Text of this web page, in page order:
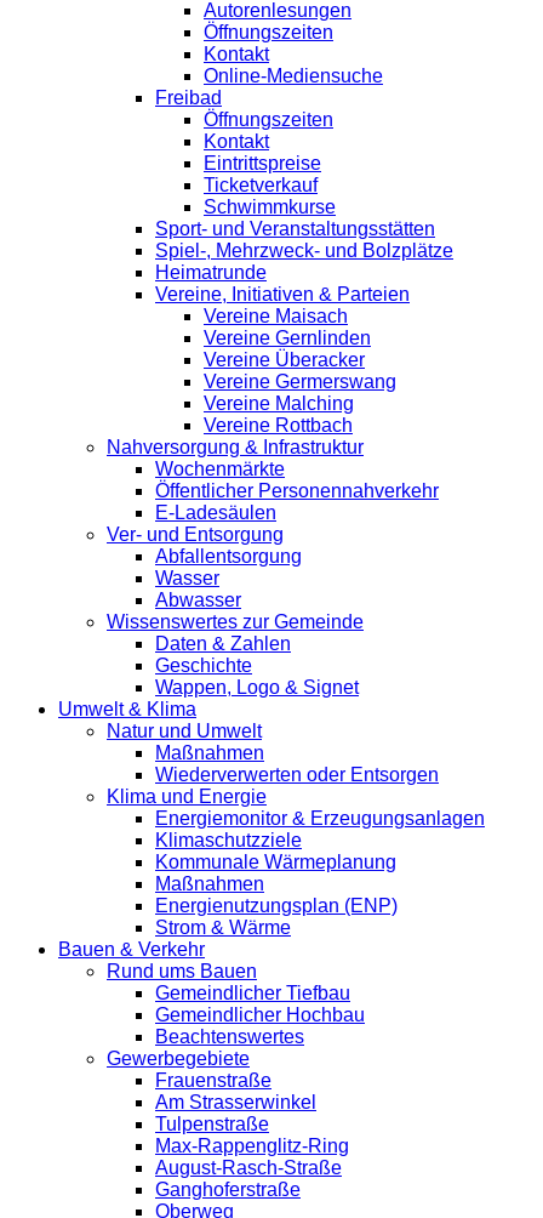
Autorenlesungen
Öffnungszeiten
Kontakt
Online-Mediensuche
Freibad
Öffnungszeiten
Kontakt
Eintrittspreise
Ticketverkauf
Schwimmkurse
Sport- und Veranstaltungsstätten
Spiel-, Mehrzweck- und Bolzplätze
Heimatrunde
Vereine, Initiativen & Parteien
Vereine Maisach
Vereine Gernlinden
Vereine Überacker
Vereine Germerswang
Vereine Malching
Vereine Rottbach
Nahversorgung & Infrastruktur
Wochenmärkte
Öffentlicher Personennahverkehr
E-Ladesäulen
Ver- und Entsorgung
Abfallentsorgung
Wasser
Abwasser
Wissenswertes zur Gemeinde
Daten & Zahlen
Geschichte
Wappen, Logo & Signet
Umwelt & Klima
Natur und Umwelt
Maßnahmen
Wiederverwerten oder Entsorgen
Klima und Energie
Energiemonitor & Erzeugungsanlagen
Klimaschutzziele
Kommunale Wärmeplanung
Maßnahmen
Energienutzungsplan (ENP)
Strom & Wärme
Bauen & Verkehr
Rund ums Bauen
Gemeindlicher Tiefbau
Gemeindlicher Hochbau
Beachtenswertes
Gewerbegebiete
Frauenstraße
Am Strasserwinkel
Tulpenstraße
Max-Rappenglitz-Ring
August-Rasch-Straße
Ganghoferstraße
Oberweg